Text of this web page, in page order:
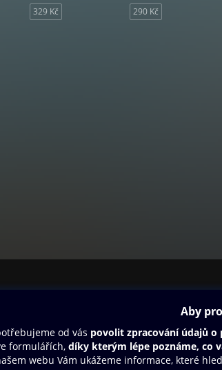
329 Kč 290 Kč
a hry
MMS Info
Dárkový poukaz
Nápověda